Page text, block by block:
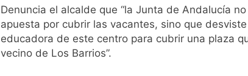
Denuncia el alcalde que “la Junta de Andalucía
apuesta por cubrir las vacantes, sino que
educadora de este centro para cubrir una plaza
vecino de Los Barrios”.